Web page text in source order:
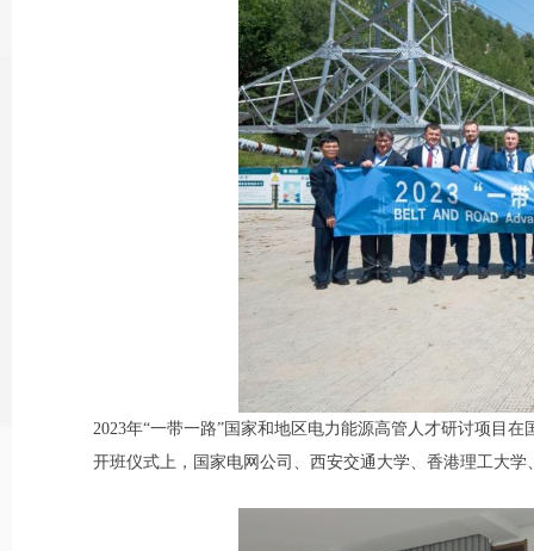
2023年“一带一路”国家和地区电力能源高管人才研讨项目在
开班仪式上，国家电网公司、西安交通大学、香港理工大学